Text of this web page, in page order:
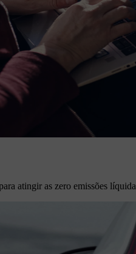
atingir as zero emissões